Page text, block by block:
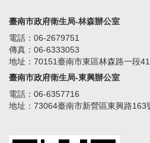
臺南市政府衛生局-林森辦公室
電話：06-2679751
傳真：06-6333053
地址：70151臺南市東區林森路一段
臺南市政府衛生局-東興辦公室
電話：06-6357716
地址：73064臺南市新營區東興路163